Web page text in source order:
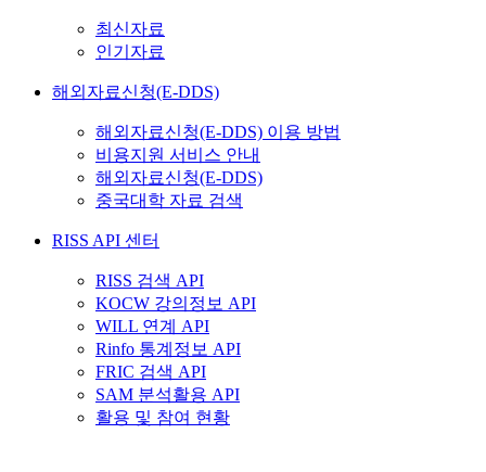
최신자료
인기자료
해외자료신청(E-DDS)
해외자료신청(E-DDS) 이용 방법
비용지원 서비스 안내
해외자료신청(E-DDS)
중국대학 자료 검색
RISS API 센터
RISS 검색 API
KOCW 강의정보 API
WILL 연계 API
Rinfo 통계정보 API
FRIC 검색 API
SAM 분석활용 API
활용 및 참여 현황